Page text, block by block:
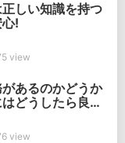
しい知識を持つ
!
view
あるのかどうか
どうしたら良
view